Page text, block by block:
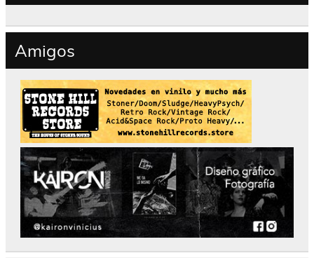
Amigos